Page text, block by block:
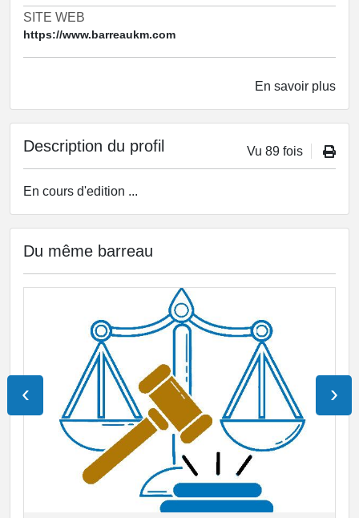
SITE WEB
https://www.barreaukm.com
En savoir plus
Description du profil Vu 89 fois
En cours d'edition ...
Du même barreau
‹ ›